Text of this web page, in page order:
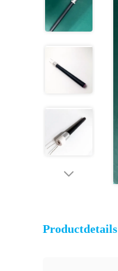
Productdetails